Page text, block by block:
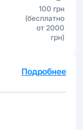
100 грн
(бесплатно
от 2000
грн)
Подробнее